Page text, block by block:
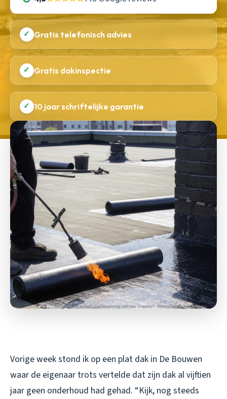
✓ Gratis telefonisch advies
✓ Gratis dakinspectie
✓ 10 jaar schriftelijke garantie
Vorige week stond ik op een plat dak in De Bouwen
waar de eigenaar trots vertelde dat zijn dak al vijftien
jaar geen onderhoud had gehad. “Kijk, nog steeds